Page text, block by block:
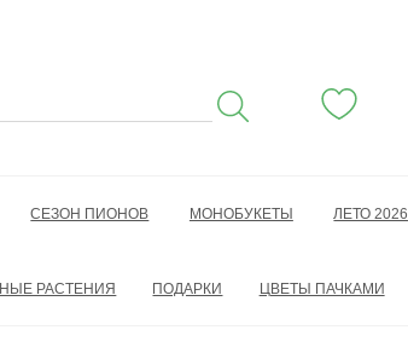
СЕЗОН ПИОНОВ МОНОБУКЕТЫ ЛЕТО 2026
РАСТЕНИЯ ПОДАРКИ ЦВЕТЫ ПАЧКАМИ